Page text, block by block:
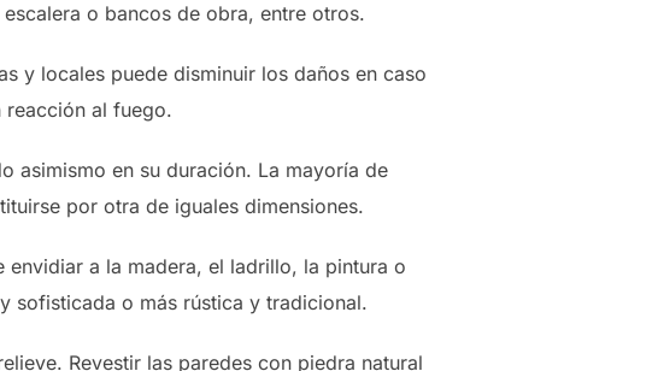
o bancos de obra, entre otros.
y locales puede disminuir los daños en caso
reacción al fuego.
asimismo en su duración. La mayoría de
por otra de iguales dimensiones.
a la madera, el ladrillo, la pintura o
sofisticada o más rústica y tradicional.
Revestir las paredes con piedra natural